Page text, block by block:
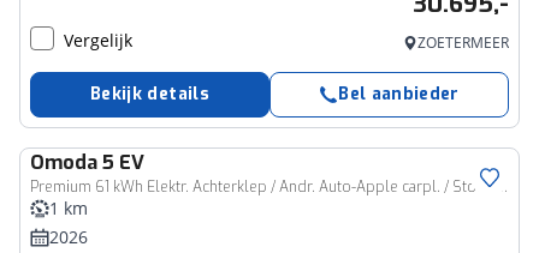
Vergelijk ZOETERMEER
Bekijk details Bel aanbieder
Omoda5 EV
Premium 61 kWh Elektr. Achterklep / Andr. Auto-Apple carpl. / Stoelverw. / Schuif-Kanteldak / Draadloze telefoonlader
1 km
2026